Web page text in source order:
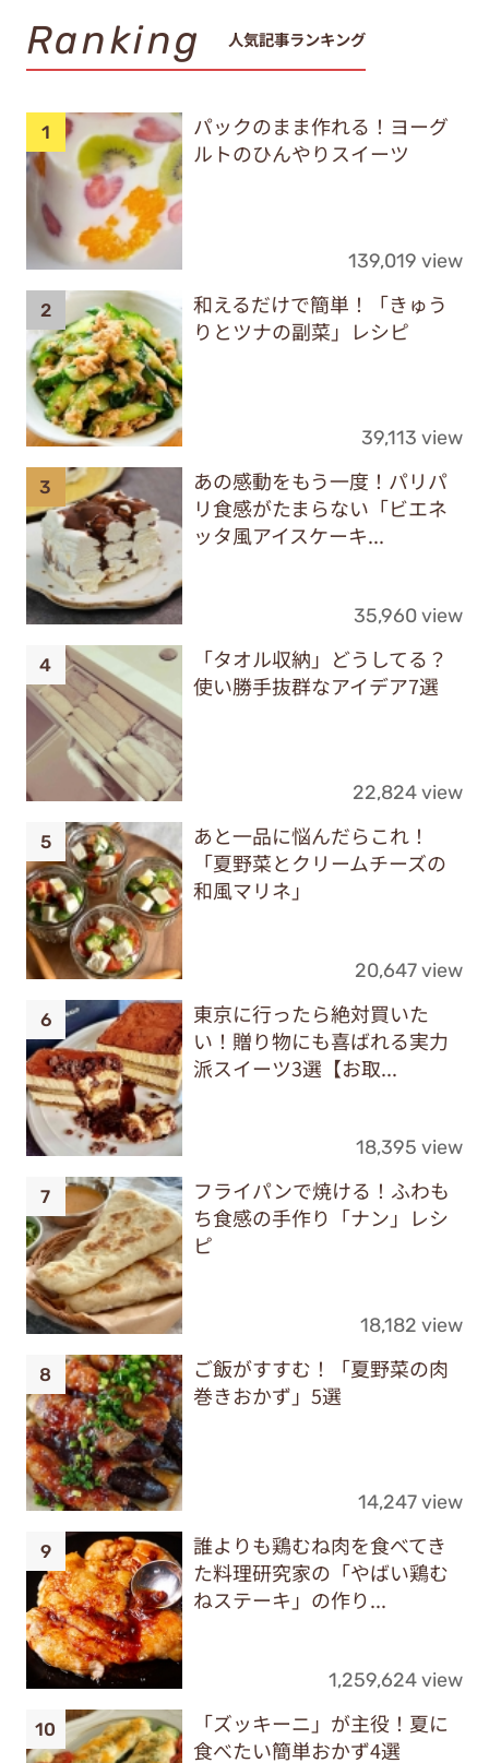
Ranking 人気記事ランキング
パックのまま作れる！ヨーグ
ルトのひんやりスイーツ
139,019 view
和えるだけで簡単！「きゅう
りとツナの副菜」レシピ
39,113 view
あの感動をもう一度！パリパ
リ食感がたまらない「ビエネ
ッタ風アイスケーキ...
35,960 view
「タオル収納」どうしてる？
使い勝手抜群なアイデア7選
22,824 view
あと一品に悩んだらこれ！
「夏野菜とクリームチーズの
和風マリネ」
20,647 view
東京に行ったら絶対買いた
い！贈り物にも喜ばれる実力
派スイーツ3選【お取...
18,395 view
フライパンで焼ける！ふわも
ち食感の手作り「ナン」レシ
ピ
18,182 view
ご飯がすすむ！「夏野菜の肉
巻きおかず」5選
14,247 view
誰よりも鶏むね肉を食べてき
た料理研究家の「やばい鶏む
ねステーキ」の作り...
1,259,624 view
「ズッキーニ」が主役！夏に
食べたい簡単おかず4選